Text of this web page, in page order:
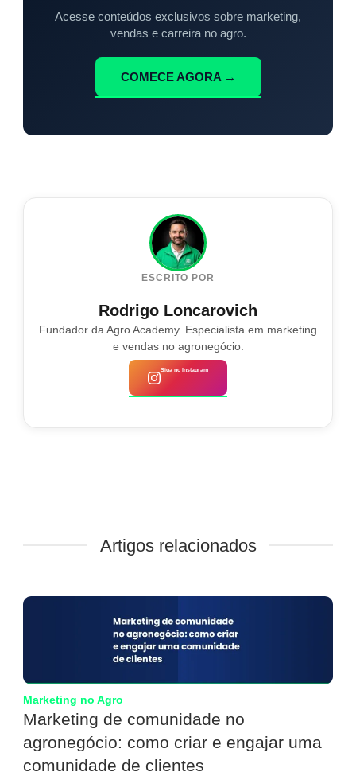
Acesse conteúdos exclusivos sobre marketing,
vendas e carreira no agro.
COMECE AGORA →
ESCRITO POR
Rodrigo Loncarovich
Fundador da Agro Academy. Especialista em marketing
e vendas no agronegócio.
Siga no Instagram
Artigos relacionados
Marketing no Agro
Marketing de comunidade no
agronegócio: como criar e engajar uma
comunidade de clientes